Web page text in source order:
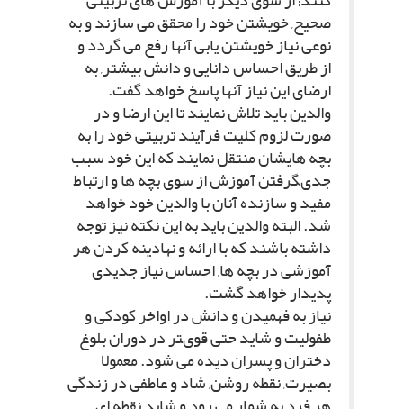
صحیح, خویشتن خود را محقق مى سازند و به
نوعى نیاز خویشتن یابى آنها رفع مى گردد و
از طریق احساس دانایى و دانش بیشتر, به
ارضاى این نیاز آنها پاسخ خواهد گفت.
والدین باید تلاش نمایند تا این ارضا و در
صورت لزوم کلیت فرآیند تربیتى خود را به
بچه هایشان منتقل نمایند که این خود سبب
جدىگرفتن آموزش از سوى بچه ها و ارتباط
مفید و سازنده آنان با والدین خود خواهد
شد. البته والدین باید به این نکته نیز توجه
داشته باشند که با ارائه و نهادینه کردن هر
آموزشى در بچه ها, احساس نیاز جدیدى
پدیدار خواهد گشت.
نیاز به فهمیدن و دانش در اواخر کودکى و
طفولیت و شاید حتى قوىتر در دوران بلوغ
دختران و پسران دیده مى شود. معمولا
بصیرت, نقطه روشن, شاد و عاطفى در زندگى